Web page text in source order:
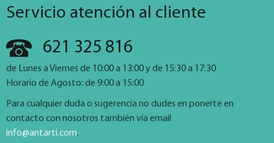
Servicio atención al cliente
621 325 816
de Lunes a Viernes de 10:00 a 13:00 y de 15:30 a 17:30
Horario de Agosto: de 9:00 a 15:00
Para cualquier duda o sugerencia no dudes en ponerte en
contacto con nosotros también vía email
info@antarti.com.